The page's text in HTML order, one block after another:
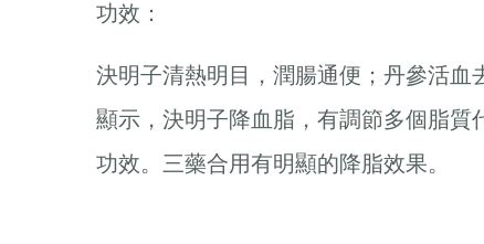
功效：
決明子清熱明目，潤腸通便；丹參活
顯示，決明子降血脂，有調節多個脂
功效。三藥合用有明顯的降脂效果。